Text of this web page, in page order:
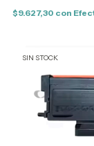
$9.627,30 con
SIN STOCK